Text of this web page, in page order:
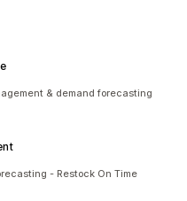
& demand forecasting
- Restock On Time